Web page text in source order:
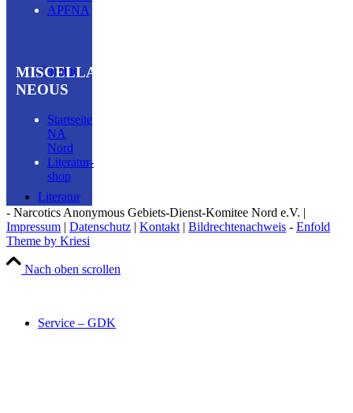
Termine
Literatur
Service – GDK
APFNA
MISCELLA­
NEOUS
Startseite
NA
Nord
Literatur­
shop
- Narcotics Anonymous Gebiets-Dienst-Komitee Nord e.V. |
Impressum | Datenschutz | Kontakt | Bildrechtenachweis - Enfold
Theme by Kriesi
Nach oben scrollen